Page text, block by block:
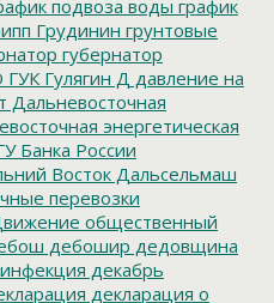
подвоза воды график
Грудинин грунтовые
губернатор
ГУК Гулягин Д давление на
Дальневосточная
энергетическая
Банка России
Восток Дальсельмаш
перевозки
общественный
дебошир дедовщина
декабрь
декларация о